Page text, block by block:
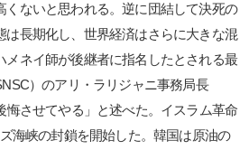
くないと思われる。逆に団結して決死の
は長期化し、世界経済はさらに大きな混
メネイ師が後継者に指名したとされる最
）のアリ・ラリジャニ事務局長
悔させてやる」と述べた。イスラム革命
海峡の封鎖を開始した。韓国は原油の